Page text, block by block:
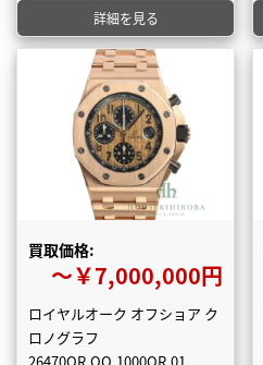
詳細を見る
買取価格:
〜￥7,000,000円
ロイヤルオーク オフショア ク
ロノグラフ
26470OR.OO.1000OR.01